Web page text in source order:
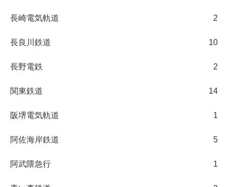
長崎電気軌道 2
長良川鉄道 10
長野電鉄 2
関東鉄道 14
阪堺電気軌道 1
阿佐海岸鉄道 5
阿武隈急行 1